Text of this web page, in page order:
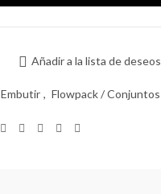
Añadir a la lista de deseos
Embutir , Flowpack / Conjuntos